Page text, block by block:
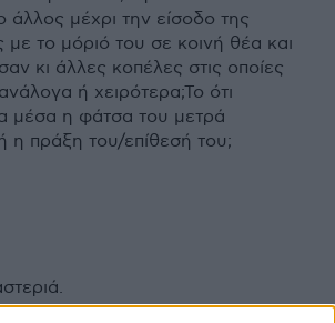
μέχρι την είσοδο της
με το μόριό του σε κοινή θέα και
κι άλλες κοπέλες στις οποίες
ή χειρότερα;Το ότι
μέσα η φάτσα του μετρά
η πράξη του/επίθεσή του;